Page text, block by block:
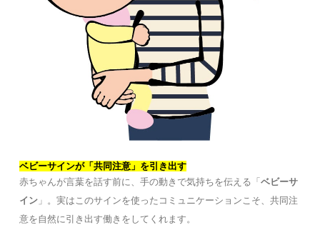
ベビーサインが「共同注意」を引き出す
赤ちゃんが言葉を話す前に、手の動きで気持ちを伝える「 ベビーサ
イン 」。実はこのサインを使ったコミュニケーションこそ、共同注
意を自然に引き出す働きをしてくれます。